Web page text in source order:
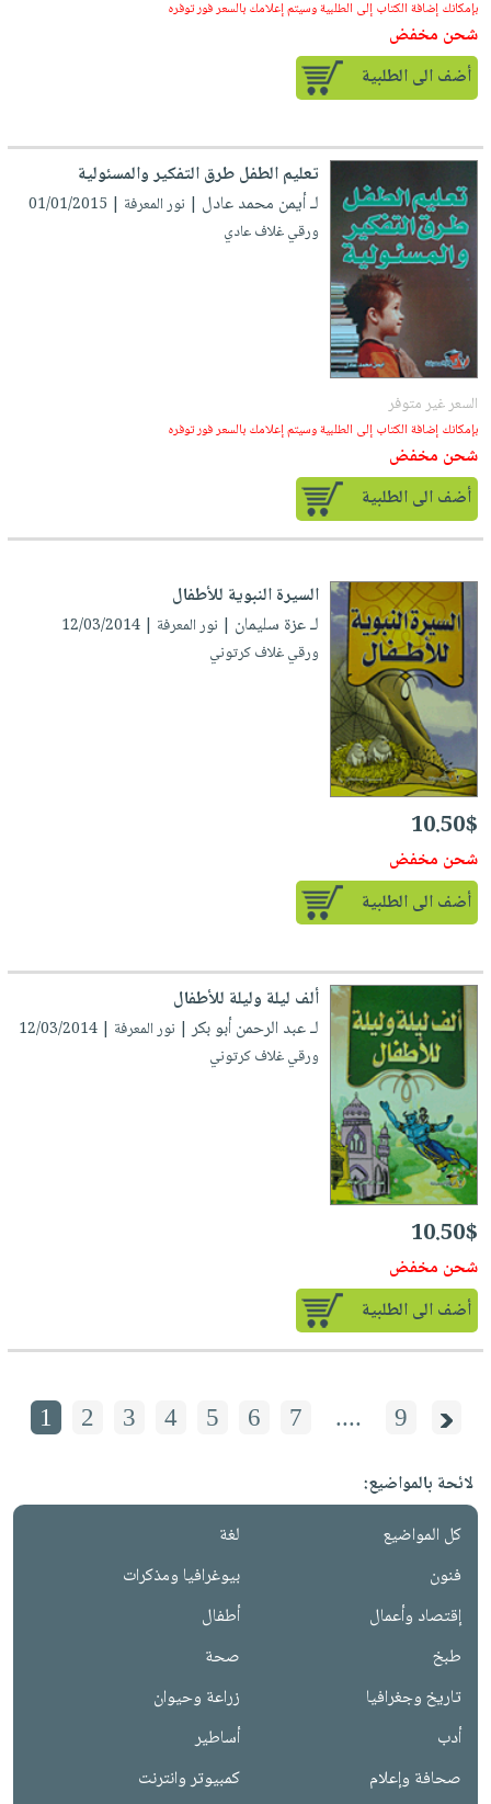
بإمكانك إضافة الكتاب إلى الطلبية وسيتم إعلامك بالسعر فور توفره
شحن مخفض
أضف الى الطلبية
تعليم الطفل طرق التفكير والمسئولية
لـ أيمن محمد عادل | نور المعرفة | 01/01/2015
ورقي غلاف عادي
السعر غير متوفر
بإمكانك إضافة الكتاب إلى الطلبية وسيتم إعلامك بالسعر فور توفره
شحن مخفض
أضف الى الطلبية
السيرة النبوية للأطفال
لـ عزة سليمان | نور المعرفة | 12/03/2014
ورقي غلاف كرتوني
10.50$
شحن مخفض
أضف الى الطلبية
ألف ليلة وليلة للأطفال
لـ عبد الرحمن أبو بكر| نور المعرفة | 12/03/2014
ورقي غلاف كرتوني
10.50$
شحن مخفض
أضف الى الطلبية
1 2 3 4 5 6 7 .... 9
لائحة بالمواضيع:
كل المواضيع
لغة
فنون
بيوغرافيا ومذكرات
إقتصاد وأعمال
أطفال
طبخ
صحة
تاريخ وجغرافيا
زراعة وحيوان
أدب
أساطير
صحافة وإعلام
كمبيوتر وانترنت